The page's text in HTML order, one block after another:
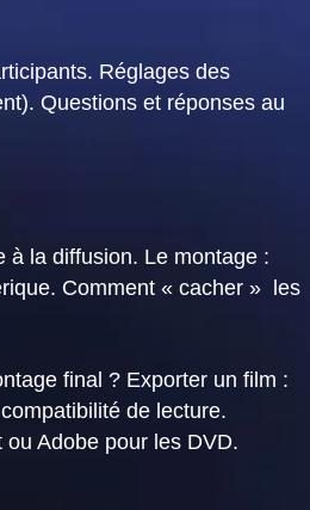
Réglages des
Questions et réponses au
à la diffusion. Le montage :
Comment « cacher » les
final ? Exporter un film :
de lecture.
Adobe pour les DVD.